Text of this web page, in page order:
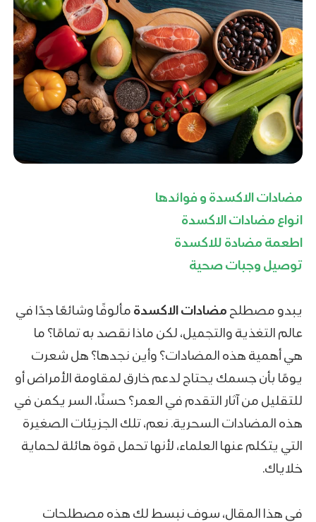
مضادات الاكسدة و فوائدها
انواع مضادات الاكسدة
اطعمة مضادة للاكسدة
توصيل وجبات صحية
يبدو مصطلح مضادات الاكسدة مألوفًا وشائعًا جدًا في
عالم التغذية والتجميل، لكن ماذا نقصد به تمامًا؟ ما
هي أهمية هذه المضادات؟ وأين نجدها؟ هل شعرت
يومًا بأن جسمك يحتاج لدعم خارق لمقاومة الأمراض أو
للتقليل من آثار التقدم في العمر؟ حسنًا، السر يكمن في
هذه المضادات السحرية. نعم، تلك الجزيئات الصغيرة
التي يتكلم عنها العلماء، لأنها تحمل قوة هائلة لحماية
خلاياك.
في هذا المقال، سوف نبسط لك هذه مصطلحات